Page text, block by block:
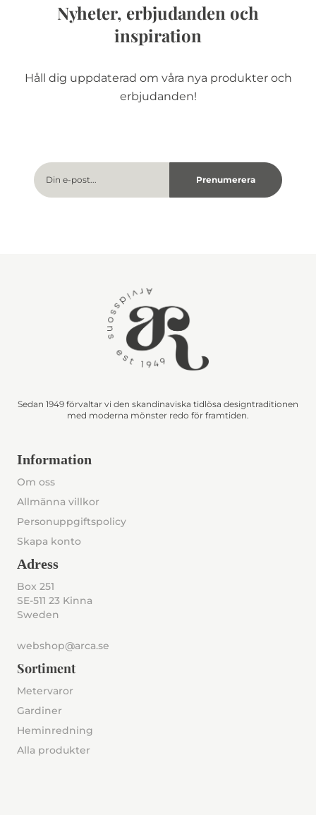
Nyheter, erbjudanden och
inspiration
Håll dig uppdaterad om våra nya produkter och
erbjudanden!
Sedan 1949 förvaltar vi den skandinaviska tidlösa designtraditionen
med moderna mönster redo för framtiden.
Information
Om oss
Allmänna villkor
Personuppgiftspolicy
Skapa konto
Adress
Box 251
SE-511 23 Kinna
Sweden
webshop@arca.se
Sortiment
Metervaror
Gardiner
Heminredning
Alla produkter